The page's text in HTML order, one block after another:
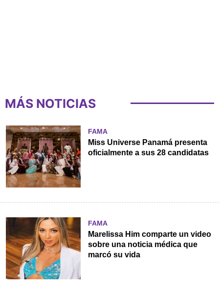
MÁS NOTICIAS
FAMA
Miss Universe Panamá presenta
oficialmente a sus 28 candidatas
FAMA
Marelissa Him comparte un video
sobre una noticia médica que
marcó su vida